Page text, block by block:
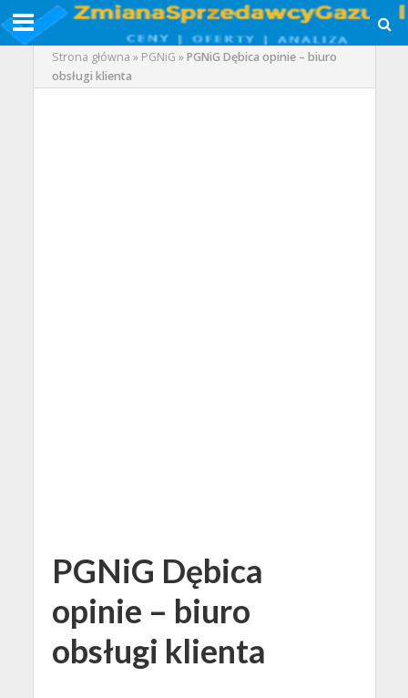
Strona główna » PGNiG »PGNiG Dębica opinie – biuro
obsługi klienta
PGNiG Dębica
opinie – biuro
obsługi klienta